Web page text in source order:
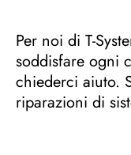
Per noi di T-
soddisfare ogni
chiederci aiuto.
riparazioni di